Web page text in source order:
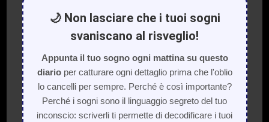
🌙 Non lasciare che i tuoi sogni
svaniscano al risveglio!
Appunta il tuo sogno ogni mattina su questo
diarioper catturare ogni dettaglio prima che l'oblio
lo cancelli per sempre. Perché è così importante?
Perché i sogni sono il linguaggio segreto del tuo
inconscio: scriverli ti permette di decodificare i tuoi